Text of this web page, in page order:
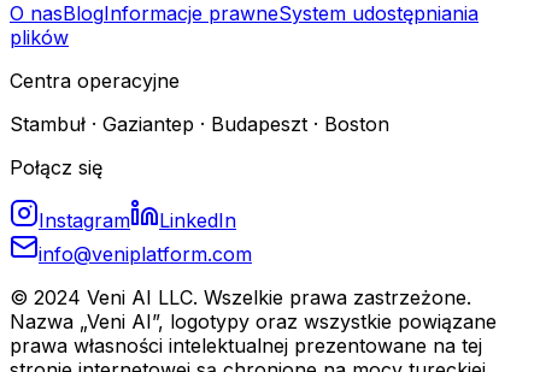
O nasBlogInformacje prawneSystem udostępniania
plików
Centra operacyjne
Stambuł · Gaziantep · Budapeszt · Boston
Połącz się
Instagram
LinkedIn
info@veniplatform.com
© 2024 Veni AI LLC. Wszelkie prawa zastrzeżone.
Nazwa „Veni AI”, logotypy oraz wszystkie powiązane
prawa własności intelektualnej prezentowane na tej